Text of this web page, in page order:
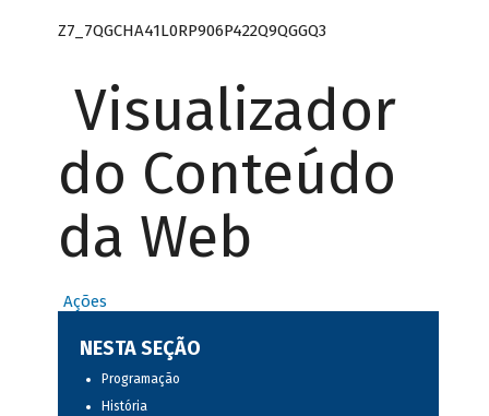
Z7_7QGCHA41L0RP906P422Q9QGGQ3
Visualizador
do Conteúdo
da Web
Ações
NESTA SEÇÃO
Programação
História